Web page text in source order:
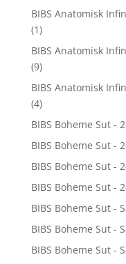
BIBS Anatomisk
(1)
BIBS Anatomisk
(9)
BIBS Anatomisk
(4)
BIBS Boheme Sut -
BIBS Boheme Sut -
BIBS Boheme Sut -
BIBS Boheme Sut -
BIBS Boheme Sut -
BIBS Boheme Sut -
BIBS Boheme Sut -